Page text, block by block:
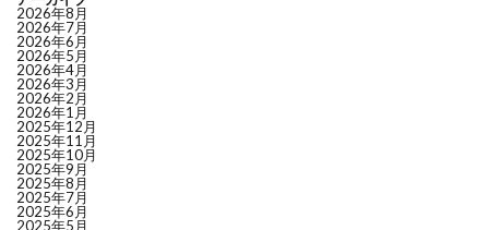
2026年8月
2026年7月
2026年6月
2026年5月
2026年4月
2026年3月
2026年2月
2026年1月
2025年12月
2025年11月
2025年10月
2025年9月
2025年8月
2025年7月
2025年6月
2025年5月